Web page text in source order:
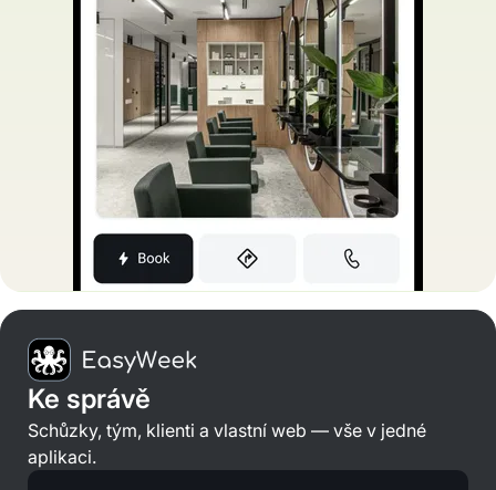
Ke správě
Schůzky, tým, klienti a vlastní web — vše v jedné
aplikaci.